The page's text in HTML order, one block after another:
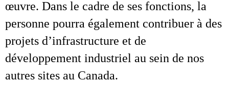
œuvre. Dans le cadre de ses fonctions, la
personne pourra également contribuer à des
projets d’infrastructure et de
développement industriel au sein de nos
autres sites au Canada.